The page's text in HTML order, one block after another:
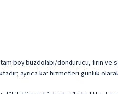
tam boy buzdolabı/dondurucu,
ayrıca kat hizmetleri günlük